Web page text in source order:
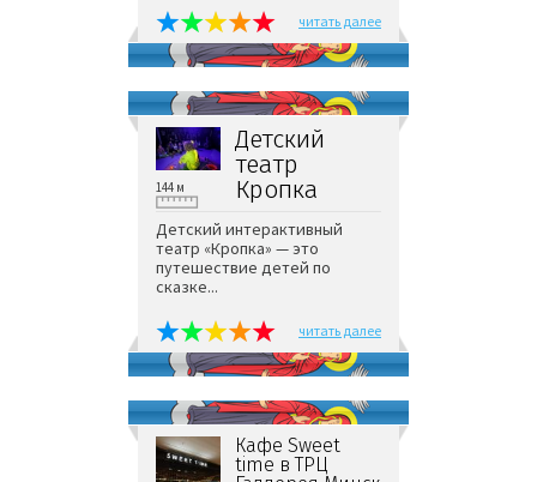
читать далее
Детский
театр
Кропка
144 м
Детский интерактивный
театр «Кропка» — это
путешествие детей по
сказке...
читать далее
Кафе Sweet
time в ТРЦ